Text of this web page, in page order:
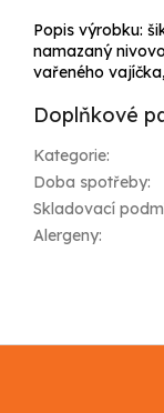
Popis výrobku:
namazaný
vařeného
Doplňkové
Kategorie:
Doba spotřeby:
Skladovací
Alergeny: